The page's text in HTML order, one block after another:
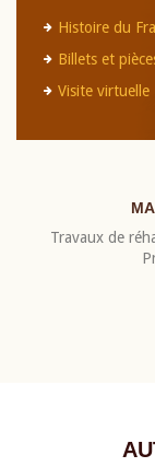
Histoire du
Billets et
Visite virtuelle
Travaux de